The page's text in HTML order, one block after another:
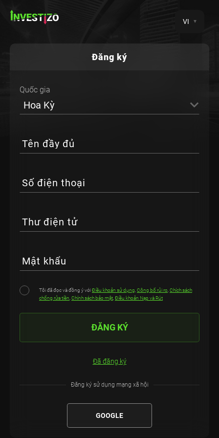
VI
Đăng ký
Quốc gia
Hoa Kỳ
Tên đầy đủ
Số điện thoại
Thư điện tử
Mật khẩu
Tôi đã đọc và đồng ý vớiĐiều khoản sử dụng Công bố rủi ro Chích sách
chống rửa tiền Chính sách bảo mật Điều khoản Nạp và Rút
ĐĂNG KÝ
Đã đăng ký
Đăng ký sử dụng mạng xã hội
GOOGLE